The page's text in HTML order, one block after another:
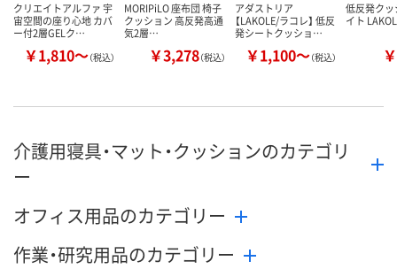
クリエイトアルファ 宇
宙空間の座り心地 カバ
ー付2層GELク…
￥1,810～（税込）
MORIPiLO 座布団 椅子
クッション 高反発高通
気2層…
￥3,278（税込）
アダストリア
【LAKOLE/ラコレ】 低反
発シートクッショ…
￥1,100～（税込）
低反発ク
イト
介護用寝具・マット・クッションのカテゴリ
ー
オフィス用品のカテゴリー
作業・研究用品のカテゴリー